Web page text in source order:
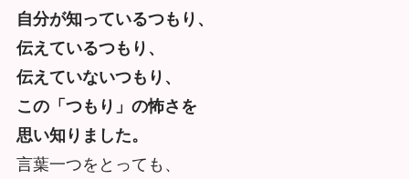
自分が知っているつもり、
伝えているつもり、
伝えていないつもり、
この「つもり」の怖さを
思い知りました。
言葉一つをとっても、